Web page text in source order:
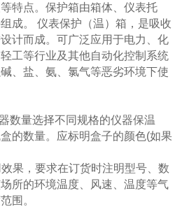
特点。保护箱由箱体、仪表托
成。 仪表保护（温）箱，是吸收
计而成。可广泛应用于电力、化
工等行业及其他自动化控制系统
、盐、氨、氯气等恶劣环境下使
数量选择不同规格的仪器保温
的数量。应标明盒子的颜色(如果
果，要求在订货时注明型号、数
所的环境温度、风速、温度等气
围。